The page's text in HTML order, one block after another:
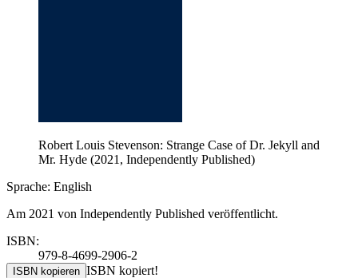
Robert Louis Stevenson: Strange Case of Dr. Jekyll and
Mr. Hyde (2021, Independently Published)
Sprache: English
Am 2021 von Independently Published veröffentlicht.
ISBN:
979-8-4699-2906-2
ISBN kopieren ISBN kopiert!